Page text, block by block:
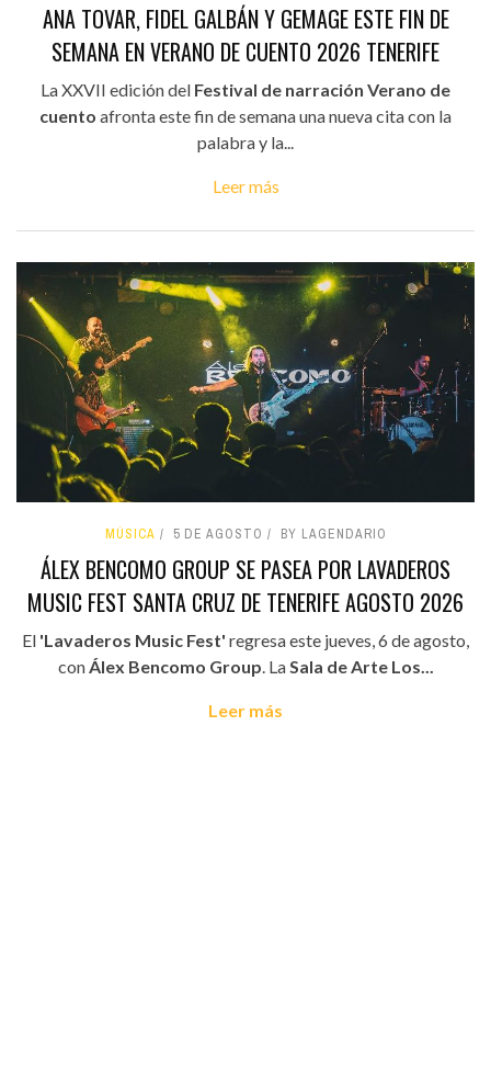
ANA TOVAR, FIDEL GALBÁN Y GEMAGE ESTE FIN DE
SEMANA EN VERANO DE CUENTO 2026 TENERIFE
La XXVII edición del Festival de narración Verano de
cuento afronta este fin de semana una nueva cita con la
palabra y la...
Leer más
MÚSICA 5 DE AGOSTO BY LAGENDARIO
ÁLEX BENCOMO GROUP SE PASEA POR LAVADEROS
MUSIC FEST SANTA CRUZ DE TENERIFE AGOSTO 2026
El 'Lavaderos Music Fest' regresa este jueves, 6 de agosto,
conÁlex Bencomo Group. LaSala de Arte Los...
Leer más